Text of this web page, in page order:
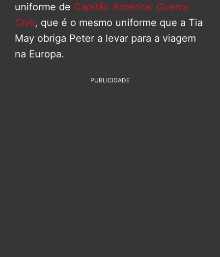
uniforme de Capitão América: Guerra
Civil, que é o mesmo uniforme que a Tia
May obriga Peter a levar para a viagem
na Europa.
PUBLICIDADE